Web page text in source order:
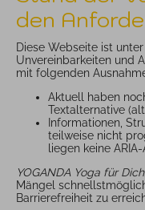
den
Diese Webseite ist
Unvereinbarkeiten und
mit folgenden
Aktuell haben
Textalternative
Informationen,
teilweise nicht
liegen keine
YOGANDA Yoga für
Mängel
Barrierefreiheit zu